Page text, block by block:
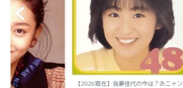
【2026現在】我妻佳代の今は？おニャン